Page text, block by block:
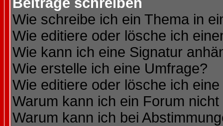
Wie schreibe ich ein Thema in
Wie editiere oder lösche ich
Wie kann ich eine Signatur
Wie erstelle ich eine Umfrage?
Wie editiere oder lösche ich
Warum kann ich ein Forum
Warum kann ich bei